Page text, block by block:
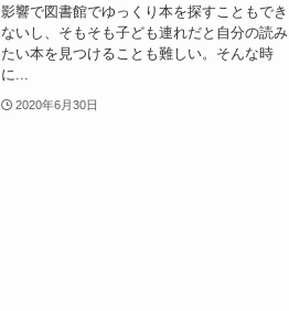
影響で図書館でゆっくり本を探すこともでき
ないし、そもそも子ども連れだと自分の読み
たい本を見つけることも難しい。そんな時
に...
2020年6月30日